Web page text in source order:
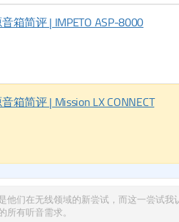
箱简评 | IMPETO ASP-8000
箱简评 | Mission LX CONNECT
是他们在无线领域的新尝试，而这一尝试
所有听音需求。